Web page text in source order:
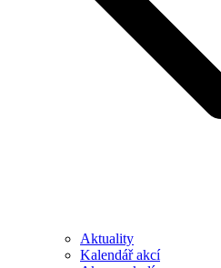
Aktuality
Kalendář akcí